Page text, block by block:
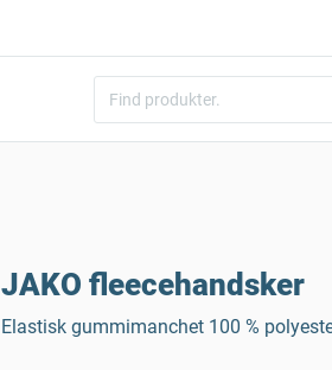
JAKO fleecehandsker
Elastisk gummimanchet 100 %